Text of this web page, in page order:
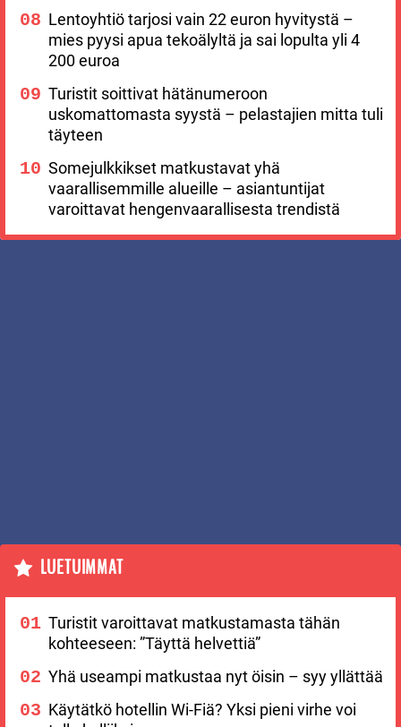
Lentoyhtiö tarjosi vain 22 euron hyvitystä –
mies pyysi apua tekoälyltä ja sai lopulta yli 4
200 euroa
Turistit soittivat hätänumeroon
uskomattomasta syystä – pelastajien mitta tuli
täyteen
Somejulkkikset matkustavat yhä
vaarallisemmille alueille – asiantuntijat
varoittavat hengenvaarallisesta trendistä
LUETUIMMAT
Turistit varoittavat matkustamasta tähän
kohteeseen: ”Täyttä helvettiä”
Yhä useampi matkustaa nyt öisin – syy yllättää
Käytätkö hotellin Wi-Fiä? Yksi pieni virhe voi